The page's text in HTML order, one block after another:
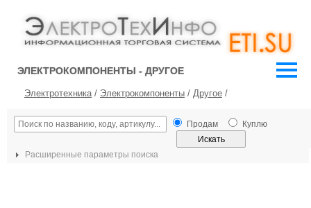
ЭЛЕКТРОКОМПОНЕНТЫ - ДРУГОЕ
Электротехника/ Электрокомпоненты / Другое /
Продам Куплю
Расширенные параметры поиска